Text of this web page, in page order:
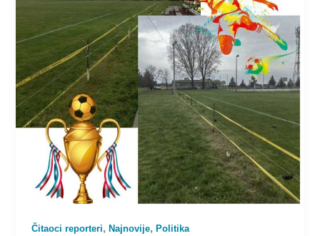
Čitaoci reporteri,Najnovije,Politika